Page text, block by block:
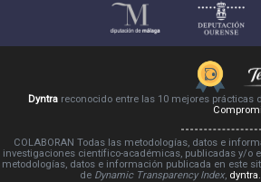
Dyntrareconocido entre las 10 mejores prácticas
COLABORAN Todas las metodologías, datos e
investigaciones científico-académicas, publicadas y/o
metodologías, datos e información publicada en este
de Dynamic Transparency Index,